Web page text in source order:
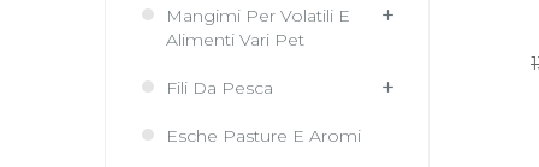
Mangimi Per Volatili E
Alimenti Vari Pet
Fili Da Pesca
Esche Pasture E Aromi